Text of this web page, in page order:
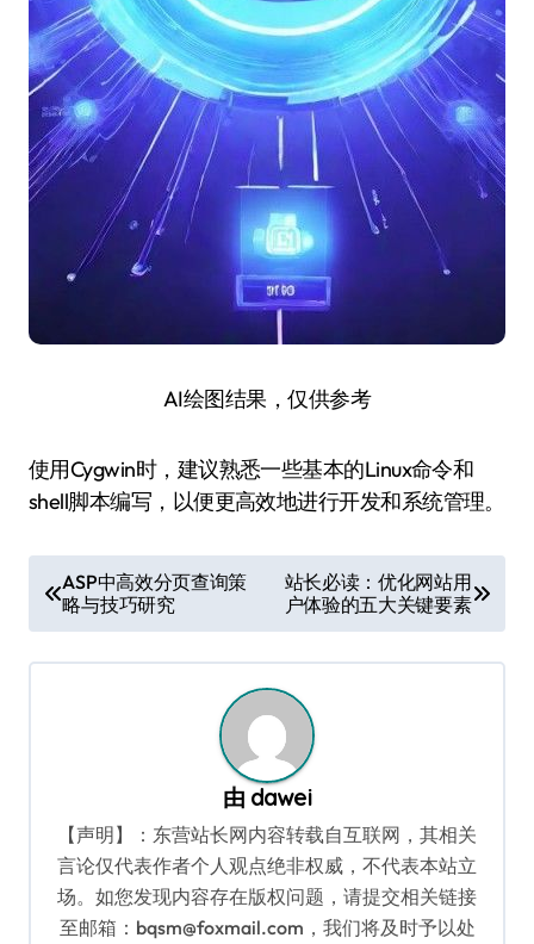
AI绘图结果，仅供参考
使用Cygwin时，建议熟悉一些基本的Linux命令和
shell脚本编写，以便更高效地进行开发和系统管理。
章
导
ASP中高效分页查询策
略与技巧研究
站长必读：优化网站用
户体验的五大关键要素
由 dawei
【声明】：东营站长网内容转载自互联网，其相关
言论仅代表作者个人观点绝非权威，不代表本站立
场。如您发现内容存在版权问题，请提交相关链接
至邮箱：bqsm@foxmail.com，我们将及时予以处